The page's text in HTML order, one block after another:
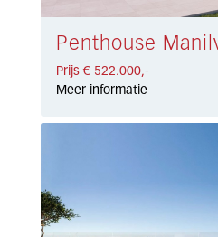
Penthouse
Prijs € 522.000,-
Meer informatie